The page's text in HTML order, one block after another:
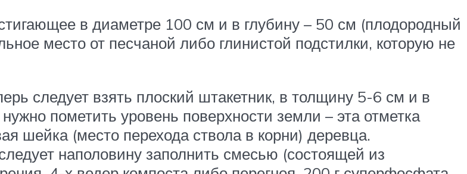
в диаметре 100 см и в глубину – 50 см (плодородный
место от песчаной либо глинистой подстилки, которую не
следует взять плоский штакетник, в толщину 5-6 см и в
пометить уровень поверхности земли – эта отметка
шейка (место перехода ствола в корни) деревца.
наполовину заполнить смесью (состоящей из